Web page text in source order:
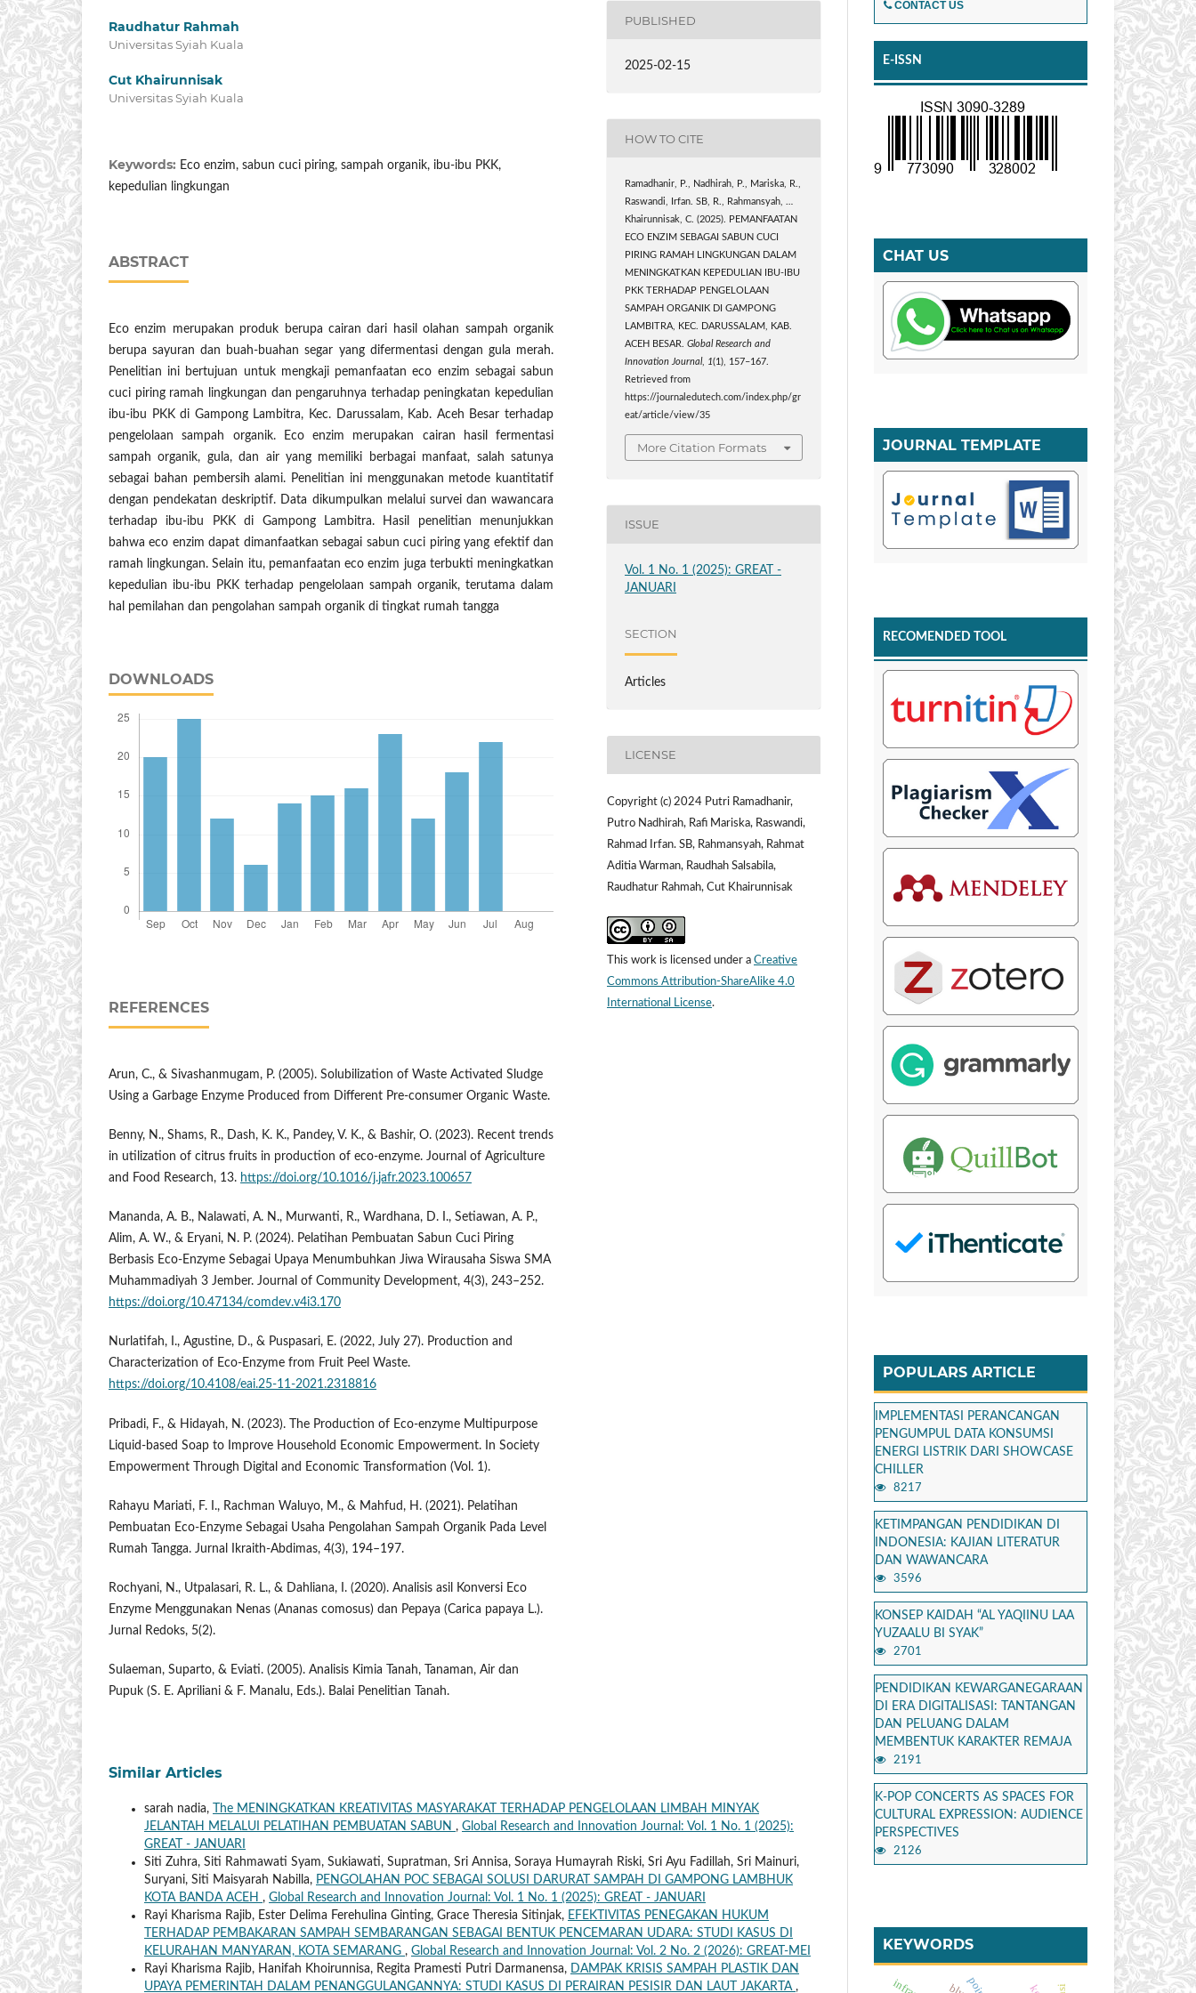
Raudhatur Rahmah
Universitas Syiah Kuala
Cut Khairunnisak
Universitas Syiah Kuala
Keywords: Eco enzim, sabun cuci piring, sampah organik, ibu-ibu PKK,
kepedulian lingkungan
ABSTRACT
Eco enzim merupakan produk berupa cairan dari hasil olahan sampah organik
berupa sayuran dan buah-buahan segar yang difermentasi dengan gula merah.
Penelitian ini bertujuan untuk mengkaji pemanfaatan eco enzim sebagai sabun
cuci piring ramah lingkungan dan pengaruhnya terhadap peningkatan kepedulian
ibu-ibu PKK di Gampong Lambitra, Kec. Darussalam, Kab. Aceh Besar terhadap
pengelolaan sampah organik. Eco enzim merupakan cairan hasil fermentasi
sampah organik, gula, dan air yang memiliki berbagai manfaat, salah satunya
sebagai bahan pembersih alami. Penelitian ini menggunakan metode kuantitatif
dengan pendekatan deskriptif. Data dikumpulkan melalui survei dan wawancara
terhadap ibu-ibu PKK di Gampong Lambitra. Hasil penelitian menunjukkan
bahwa eco enzim dapat dimanfaatkan sebagai sabun cuci piring yang efektif dan
ramah lingkungan. Selain itu, pemanfaatan eco enzim juga terbukti meningkatkan
kepedulian ibu-ibu PKK terhadap pengelolaan sampah organik, terutama dalam
hal pemilahan dan pengolahan sampah organik di tingkat rumah tangga
DOWNLOADS
REFERENCES
Arun, C., & Sivashanmugam, P. (2005). Solubilization of Waste Activated Sludge
Using a Garbage Enzyme Produced from Different Pre-consumer Organic Waste.
Benny, N., Shams, R., Dash, K. K., Pandey, V. K., & Bashir, O. (2023). Recent trends
in utilization of citrus fruits in production of eco-enzyme. Journal of Agriculture
and Food Research, 13. https://doi.org/10.1016/j.jafr.2023.100657
Mananda, A. B., Nalawati, A. N., Murwanti, R., Wardhana, D. I., Setiawan, A. P.,
Alim, A. W., & Eryani, N. P. (2024). Pelatihan Pembuatan Sabun Cuci Piring
Berbasis Eco-Enzyme Sebagai Upaya Menumbuhkan Jiwa Wirausaha Siswa SMA
Muhammadiyah 3 Jember. Journal of Community Development, 4(3), 243–252.
https://doi.org/10.47134/comdev.v4i3.170
Nurlatifah, I., Agustine, D., & Puspasari, E. (2022, July 27). Production and
Characterization of Eco-Enzyme from Fruit Peel Waste.
https://doi.org/10.4108/eai.25-11-2021.2318816
Pribadi, F., & Hidayah, N. (2023). The Production of Eco-enzyme Multipurpose
Liquid-based Soap to Improve Household Economic Empowerment. In Society
Empowerment Through Digital and Economic Transformation (Vol. 1).
Rahayu Mariati, F. I., Rachman Waluyo, M., & Mahfud, H. (2021). Pelatihan
Pembuatan Eco-Enzyme Sebagai Usaha Pengolahan Sampah Organik Pada Level
Rumah Tangga. Jurnal Ikraith-Abdimas, 4(3), 194–197.
Rochyani, N., Utpalasari, R. L., & Dahliana, I. (2020). Analisis asil Konversi Eco
Enzyme Menggunakan Nenas (Ananas comosus) dan Pepaya (Carica papaya L.).
Jurnal Redoks, 5(2).
Sulaeman, Suparto, & Eviati. (2005). Analisis Kimia Tanah, Tanaman, Air dan
Pupuk (S. E. Apriliani & F. Manalu, Eds.). Balai Penelitian Tanah.
PUBLISHED
2025-02-15
HOW TO CITE
Ramadhanir, P., Nadhirah, P., Mariska, R.,
Raswandi, Irfan. SB, R., Rahmansyah, …
Khairunnisak, C. (2025). PEMANFAATAN
ECO ENZIM SEBAGAI SABUN CUCI
PIRING RAMAH LINGKUNGAN DALAM
MENINGKATKAN KEPEDULIAN IBU-IBU
PKK TERHADAP PENGELOLAAN
SAMPAH ORGANIK DI GAMPONG
LAMBITRA, KEC. DARUSSALAM, KAB.
ACEH BESAR.Global Research and
Innovation Journal, 1(1), 157–167.
Retrieved from
https://journaledutech.com/index.php/gr
eat/article/view/35
More Citation Formats
ISSUE
Vol. 1 No. 1 (2025): GREAT -
JANUARI
SECTION
Articles
LICENSE
Copyright (c) 2024 Putri Ramadhanir,
Putro Nadhirah, Rafi Mariska, Raswandi,
Rahmad Irfan. SB, Rahmansyah, Rahmat
Aditia Warman, Raudhah Salsabila,
Raudhatur Rahmah, Cut Khairunnisak
This work is licensed under a Creative
Commons Attribution-ShareAlike 4.0
International License.
Similar Articles
sarah nadia,
The MENINGKATKAN KREATIVITAS MASYARAKAT TERHADAP PENGELOLAAN LIMBAH MINYAK
JELANTAH MELALUI PELATIHAN PEMBUATAN SABUN , Global Research and Innovation Journal: Vol. 1 No. 1 (2025):
GREAT - JANUARI
Siti Zuhra, Siti Rahmawati Syam, Sukiawati, Supratman, Sri Annisa, Soraya Humayrah Riski, Sri Ayu Fadillah, Sri Mainuri,
Suryani, Siti Maisyarah Nabilla, PENGOLAHAN POC SEBAGAI SOLUSI DARURAT SAMPAH DI GAMPONG LAMBHUK
KOTA BANDA ACEH , Global Research and Innovation Journal: Vol. 1 No. 1 (2025): GREAT - JANUARI
Rayi Kharisma Rajib, Ester Delima Ferehulina Ginting, Grace Theresia Sitinjak, EFEKTIVITAS PENEGAKAN HUKUM
TERHADAP PEMBAKARAN SAMPAH SEMBARANGAN SEBAGAI BENTUK PENCEMARAN UDARA: STUDI KASUS DI
KELURAHAN MANYARAN, KOTA SEMARANG , Global Research and Innovation Journal: Vol. 2 No. 2 (2026): GREAT-MEI
Rayi Kharisma Rajib, Hanifah Khoirunnisa, Regita Pramesti Putri Darmanensa,
DAMPAK KRISIS SAMPAH PLASTIK DAN
UPAYA PEMERINTAH DALAM PENANGGULANGANNYA: STUDI KASUS DI PERAIRAN PESISIR DAN LAUT JAKARTA ,
CONTACT US
E-ISSN
CHAT US
JOURNAL TEMPLATE
RECOMENDED TOOL
POPULARS ARTICLE
IMPLEMENTASI PERANCANGAN
PENGUMPUL DATA KONSUMSI
ENERGI LISTRIK DARI SHOWCASE
CHILLER
8217
KETIMPANGAN PENDIDIKAN DI
INDONESIA: KAJIAN LITERATUR
DAN WAWANCARA
3596
KONSEP KAIDAH “AL YAQIINU LAA
YUZAALU BI SYAK”
2701
PENDIDIKAN KEWARGANEGARAAN
DI ERA DIGITALISASI: TANTANGAN
DAN PELUANG DALAM
MEMBENTUK KARAKTER REMAJA
2191
K-POP CONCERTS AS SPACES FOR
CULTURAL EXPRESSION: AUDIENCE
PERSPECTIVES
2126
KEYWORDS